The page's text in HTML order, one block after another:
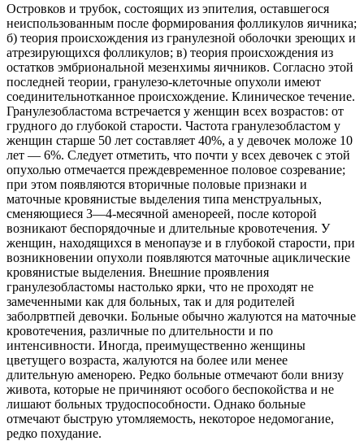
Островков и трубок, состоящих из эпителия, оставшегося
неиспользованным после формирования фолликулов яичника;
б) теория происхождения из гранулезной оболочки зреющих и
атрезирующихся фолликулов; в) теория происхождения из
остатков эмбриональной мезенхимы яичников. Согласно этой
последней теории, гранулезо-клеточные опухоли имеют
соединительнотканное происхождение. Клиническое течение.
Гранулезобластома встречается у женщин всех возрастов: от
грудного до глубокой старости. Частота гранулезобластом у
женщин старше 50 лет составляет 40%, а у девочек моложе 10
лет — 6%. Следует отметить, что почти у всех девочек с этой
опухолью отмечается преждевременное половое созревание;
при этом появляются вторичные половые признаки и
маточные кровянистые выделения типа менструальных,
сменяющиеся 3—4-месячной аменореей, после которой
возникают беспорядочные и длительные кровотечения. У
женщин, находящихся в менопаузе и в глубокой старости, при
возникновении опухоли появляются маточные ациклические
кровянистые выделения. Внешние проявления
гранулезобластомы настолько ярки, что не проходят не
замеченными как для больных, так и для родителей
заболрвтпей девочки. Больные обычно жалуются на маточные
кровотечения, различные по длительности и по
интенсивности. Иногда, преимущественно женщины
цветущего возраста, жалуются на более или менее
длительную аменорею. Редко больные отмечают боли внизу
живота, которые не причиняют особого беспокойства и не
лишают больных трудоспособности. Однако больные
отмечают быструю утомляемость, некоторое недомогание,
редко похудание.